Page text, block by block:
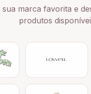
sua marca favorita e
produtos